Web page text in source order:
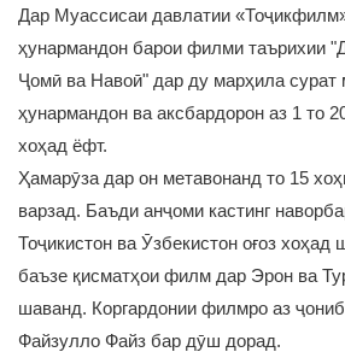
Дар Муассисаи давлатии
ҳунармандон барои филми таърихии
Ҷомӣ ва Навоӣ" дар ду марҳила сурат
ҳунармандон ва аксбардорон аз 1 то
хоҳад ёфт.
Ҳамарӯза дар он метавонанд то 15
варзад. Баъди анҷоми кастинг
Тоҷикистон ва Ӯзбекистон оғоз хоҳад
баъзе қисматҳои филм дар Эрон ва
шаванд. Коргардонии филмро аз
Файзулло Файз бар дӯш дорад.